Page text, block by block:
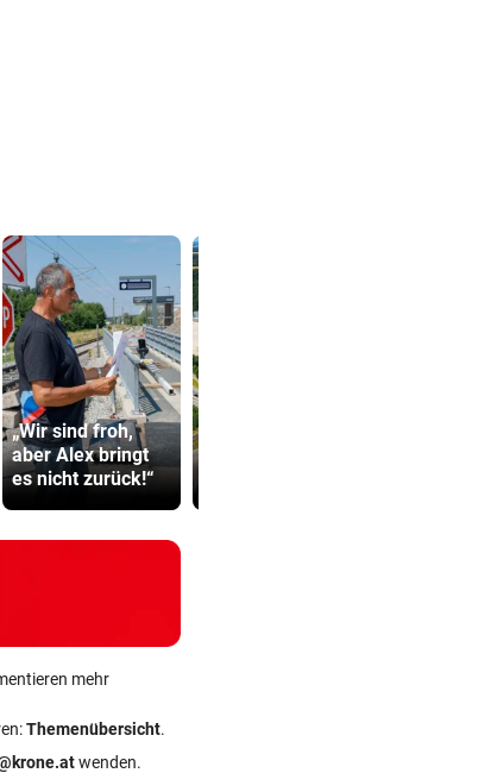
„Wir sind froh,
aber Alex bringt
es nicht zurück!“
mehr
Themenübersicht.
wenden.